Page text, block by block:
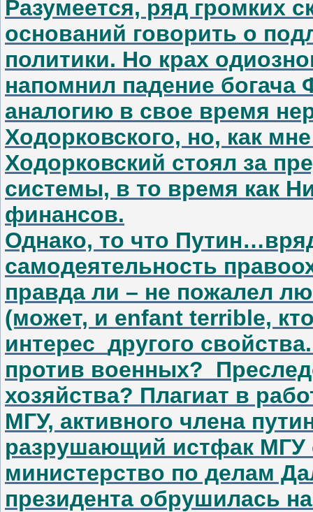
Разумеется, ряд громких
оснований говорить о
политики. Но крах
напомнил падение богача
аналогию в свое время
Ходорковского, но, как
Ходорковский стоял за
системы, в то время как
финансов.
Однако, то что
самодеятельность
правда ли – не пожалел
(может, и enfant terrible,
интерес другого свойства.
против военных?
хозяйства? Плагиат в
МГУ, активного члена
разрушающий истфак МГУ
министерство по делам
президента обрушилась